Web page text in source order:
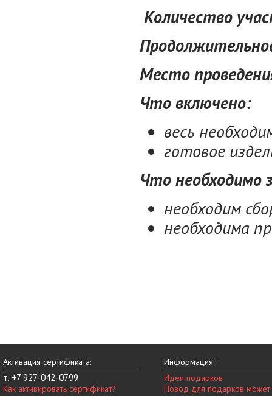
Количество
Место
Что включено:
весь
готовое
Что необходимо
необходим
необходима
Активация сертификата:
т. +7 927-042-0799
Как активировать сертификат?
Информация:
Идеи подарков
Повод для подарков может